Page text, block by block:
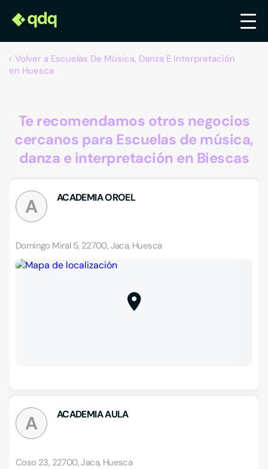
Volver a Escuelas De Música, Danza E Interpretación
en Huesca
Te recomendamos otros negocios
cercanos para Escuelas de música,
danza e interpretación en Biescas
A ACADEMIA OROEL
Domingo Miral 5, 22700, Jaca, Huesca
A ACADEMIA AULA
Coso 23, 22700, Jaca, Huesca